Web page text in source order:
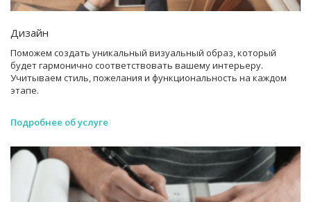
Дизайн
Поможем создать уникальный визуальный образ, который
будет гармонично соответствовать вашему интерьеру.
Учитываем стиль, пожелания и функциональность на каждом
этапе.
Подробнее об услуге